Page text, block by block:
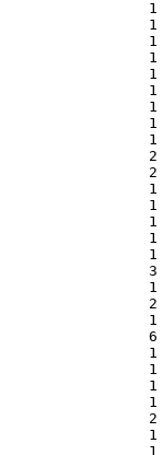
  1
  1
  1
  1
  1
  1
  1
  1
  1
  2
  2
  1
  1
  1
  1
  1
  3
  1
  2
  1
  6
  1
  1
  1
  1
  2
  1
  1